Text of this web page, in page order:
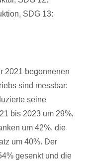
SDG 13:
2021 begonnenen
sind messbar:
seine
bis 2023 um 29%,
um 42%, die
um 40%. Der
gesenkt und die